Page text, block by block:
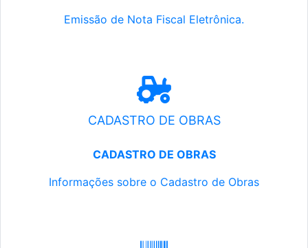
Emissão de Nota Fiscal Eletrônica.
CADASTRO DE OBRAS
CADASTRO DE OBRAS
Informações sobre o Cadastro de Obras